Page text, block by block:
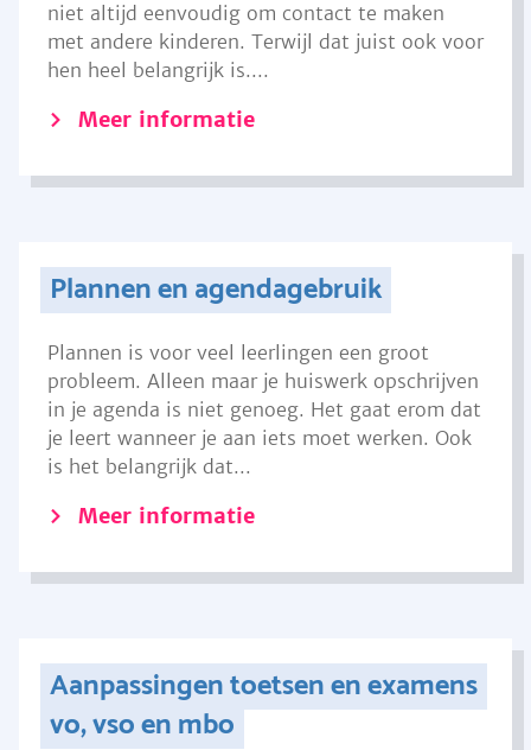
niet altijd eenvoudig om contact te maken
met andere kinderen. Terwijl dat juist ook voor
hen heel belangrijk is....
Meer informatie
Plannen en agendagebruik
Plannen is voor veel leerlingen een groot
probleem. Alleen maar je huiswerk opschrijven
in je agenda is niet genoeg. Het gaat erom dat
je leert wanneer je aan iets moet werken. Ook
is het belangrijk dat...
Meer informatie
Aanpassingen toetsen en examens
vo, vso en mbo